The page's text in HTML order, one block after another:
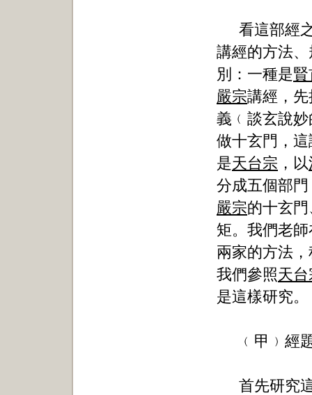
看這部經
講經的方法
別：一種是
嚴宗講經，
義﹙談玄說
做十玄門，
是天台宗 ，以
分成五個部
嚴宗的十玄
矩。我們老
兩家的方法
我們參照天台
是這樣研究。
﹙甲﹚經
首先研究